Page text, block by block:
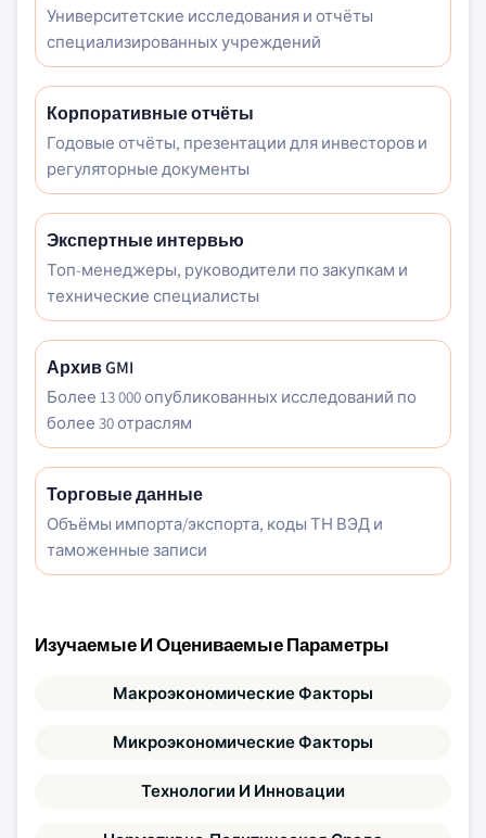
Университетские исследования и отчёты
специализированных учреждений
Корпоративные отчёты
Годовые отчёты, презентации для инвесторов и
регуляторные документы
Экспертные интервью
Топ-менеджеры, руководители по закупкам и
технические специалисты
Архив GMI
Более 13 000 опубликованных исследований по
более 30 отраслям
Торговые данные
Объёмы импорта/экспорта, коды ТН ВЭД и
таможенные записи
Изучаемые И Оцениваемые Параметры
Макроэкономические Факторы
Микроэкономические Факторы
Технологии И Инновации